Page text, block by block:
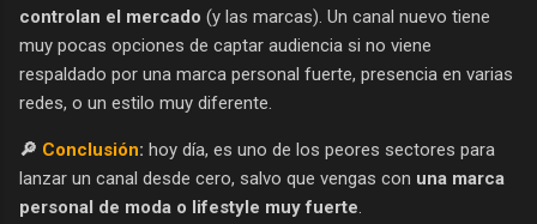
controlan el mercado (y las marcas). Un canal nuevo tiene
muy pocas opciones de captar audiencia si no viene
respaldado por una marca personal fuerte, presencia en varias
redes, o un estilo muy diferente.
🔎 Conclusión: hoy día, es uno de los peores sectores para
lanzar un canal desde cero, salvo que vengas con una marca
personal de moda o lifestyle muy fuerte